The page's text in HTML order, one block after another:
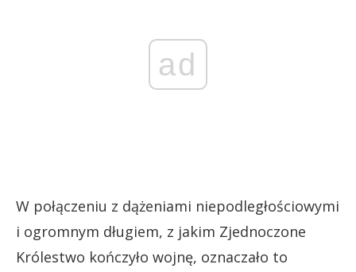
ad
W połączeniu z dążeniami niepodległościowymi
i ogromnym długiem, z jakim Zjednoczone
Królestwo kończyło wojnę, oznaczało to